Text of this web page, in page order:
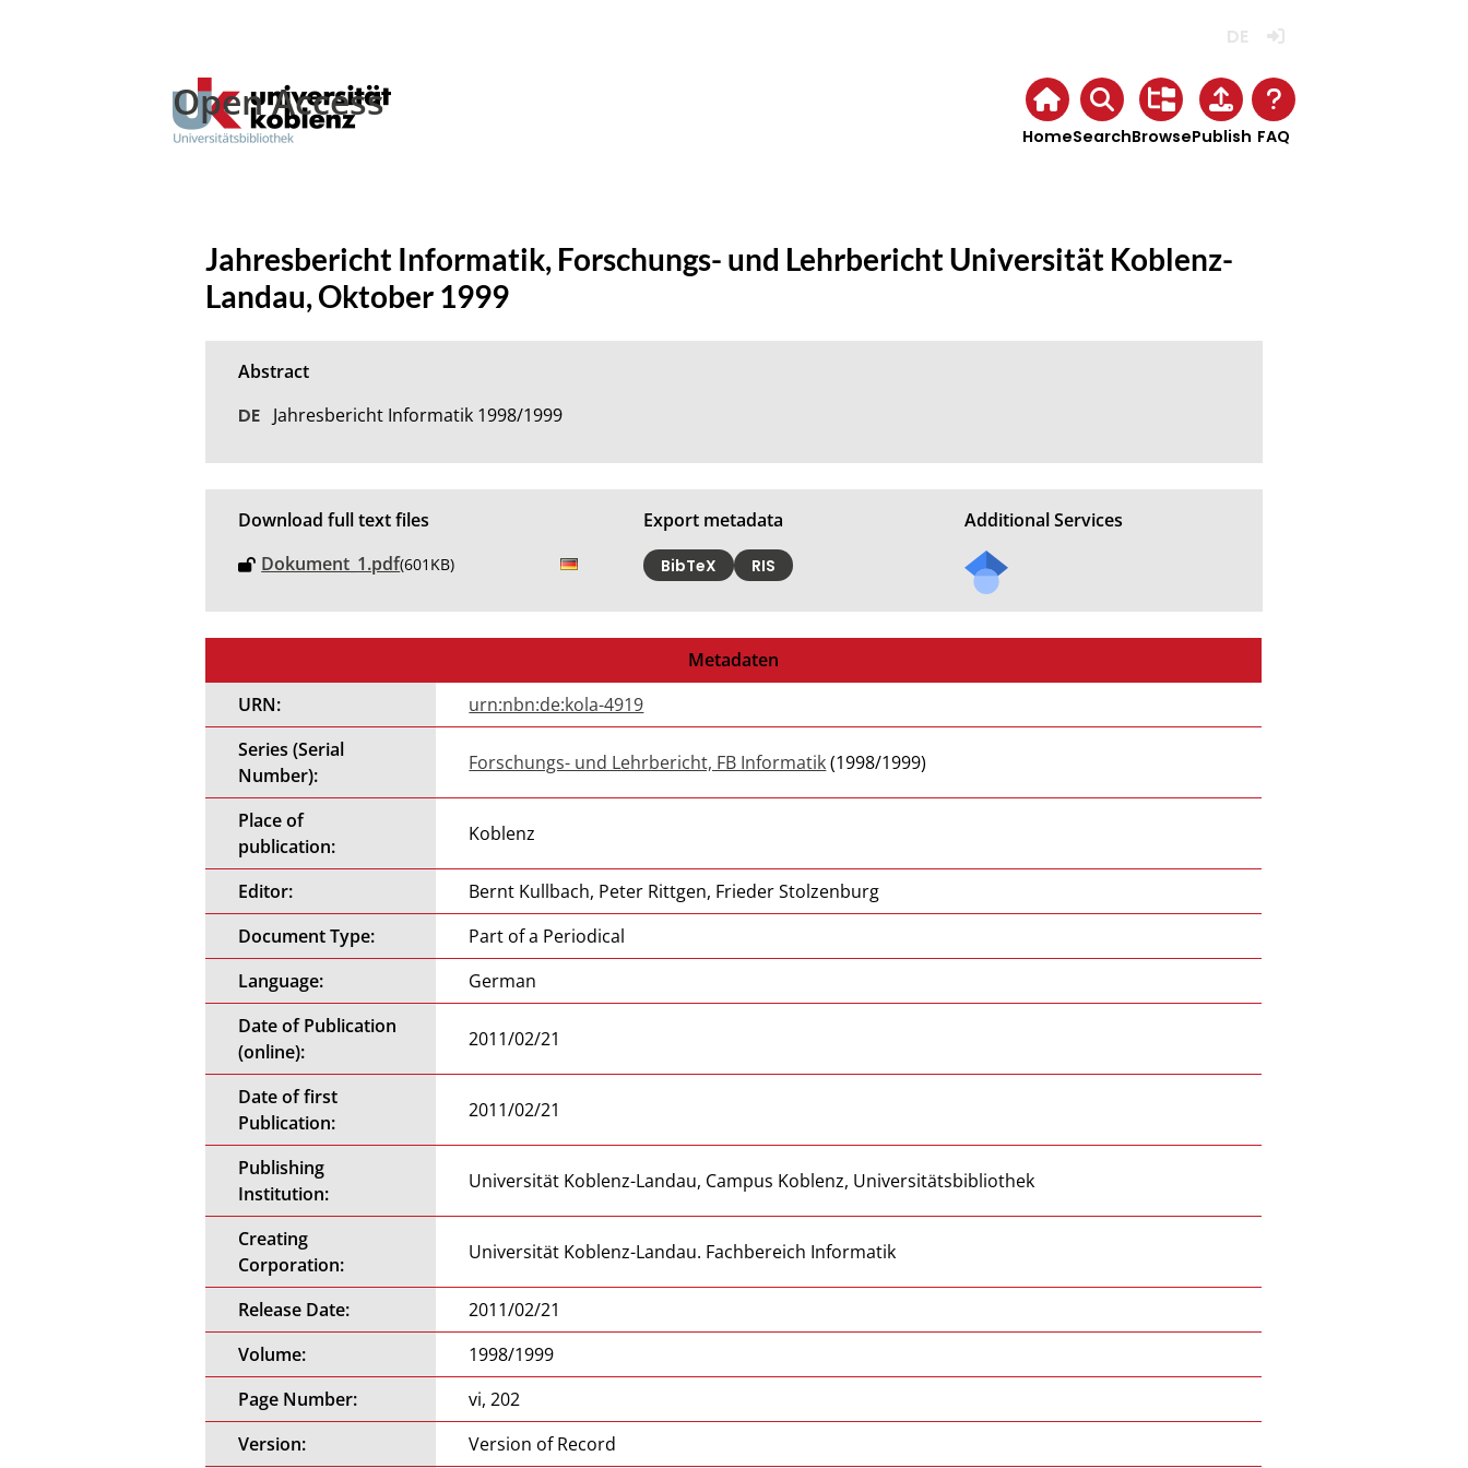
Open Access
HomeSearchBrowsePublish FAQ
Jahresbericht Informatik, Forschungs- und Lehrbericht Universität Koblenz-
Landau, Oktober 1999
Jahresbericht Informatik 1998/1999
Download full text files
Dokument_1.pdf(601KB)
Export metadata
BibTeX RIS
Additional Services
Metadaten
URN:
urn:nbn:de:kola-4919
Series (Serial
Number):
Forschungs- und Lehrbericht, FB Informatik(1998/1999)
Place of
publication:
Koblenz
Editor:
Bernt Kullbach, Peter Rittgen, Frieder Stolzenburg
Document Type:
Part of a Periodical
Language:
German
Date of Publication
(online):
2011/02/21
Date of first
Publication:
2011/02/21
Publishing
Institution:
Universität Koblenz-Landau, Campus Koblenz, Universitätsbibliothek
Creating
Corporation:
Universität Koblenz-Landau. Fachbereich Informatik
Release Date:
2011/02/21
Volume:
1998/1999
Page Number:
vi, 202
Version:
Version of Record